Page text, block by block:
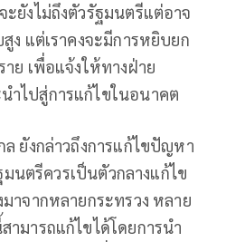
ยังไม่ถึงตัวรัฐมนตรีแต่อาจ
ง แต่เราคงจะมีการหยิบยก
ย เพื่อแจ้งให้ทางฝ่าย
ำไปสู่การแก้ไขในอนาคต
ยังกล่าวถึงการแก้ไขปัญหา
นตรีควรเป็นตัวกลางแก้ไข
าจากหลายกระทรวง หลาย
มารถแก้ไขได้โดยการนำ